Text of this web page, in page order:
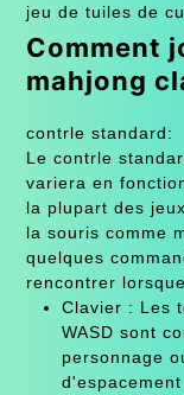
jeu de tuiles de
Comment
mahjong
contrle standard:
Le contrle
variera en
la plupart des
la souris comme
quelques
rencontrer
Clavier : Les
WASD sont
personnage